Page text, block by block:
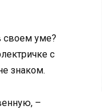
своем уме?
с
знаком.
–